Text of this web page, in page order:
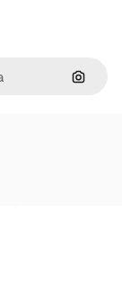
Cerca